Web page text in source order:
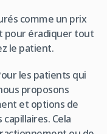
pour éradiquer tout
le patient.
les patients qui
proposons
et options de
Cela